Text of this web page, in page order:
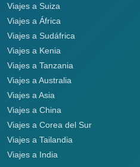
Viajes a Suiza
Viajes a África
Viajes a Sudáfrica
Viajes a Kenia
Viajes a Tanzania
Viajes a Australia
Viajes a Asia
Viajes a China
Viajes a Corea del Sur
Viajes a Tailandia
Viajes a India